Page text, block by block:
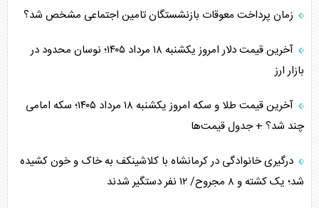
زمان پرداخت معوقات بازنشستگان تامین اجتماعی مشخص شد؟
آخرین قیمت دلار امروز یکشنبه ۱۸ مرداد ۱۴۰۵؛ نوسان محدود در
بازار ارز
آخرین قیمت طلا و سکه امروز یکشنبه ۱۸ مرداد ۱۴۰۵؛ سکه امامی
چند شد؟ + جدول قیمت‌ها
درگیری خانوادگی در کرمانشاه با کلاشینکف به خاک و خون کشیده
شد؛ یک کشته و ۸ مجروح/ ۱۲ نفر دستگیر شدند